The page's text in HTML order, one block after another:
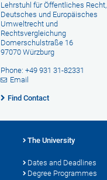
Lehrstuhl für Öffentliches Recht,
Deutsches und Europäisches
Umweltrecht und
Rechtsvergleichung
Domerschulstraße 16
97070 Würzburg
Phone: +49 931 31-82331
Email
Find Contact
The University
Dates and Deadlines
Degree Programmes